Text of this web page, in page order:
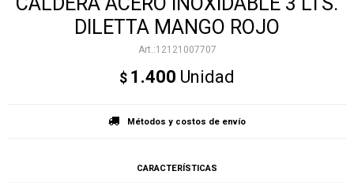
DILETTA MANGO ROJO
12121007707
$ 1.400 Unidad
Métodos y costos de envío
CARACTERÍSTICAS